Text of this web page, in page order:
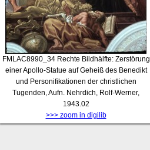
FMLAC8990_34 Rechte Bildhälfte: Zerstörung
einer Apollo-Statue auf Geheiß des Benedikt
und Personifikationen der christlichen
Tugenden, Aufn. Nehrdich, Rolf-Werner,
1943.02
>>> zoom in digilib